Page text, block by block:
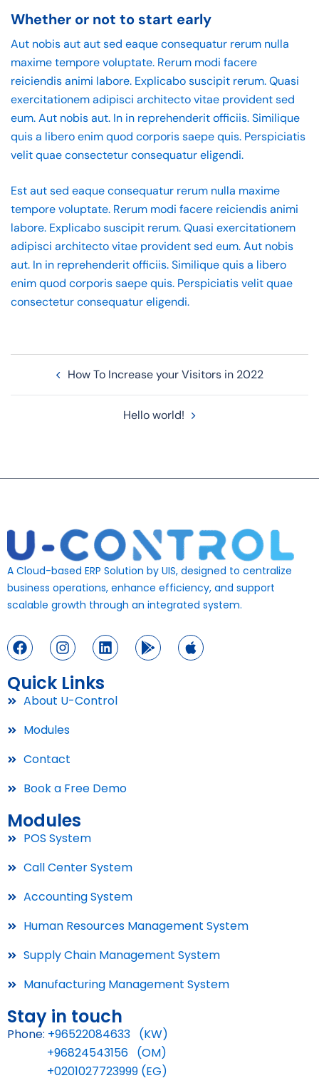
Whether or not to start early
Aut nobis aut aut sed eaque consequatur rerum nulla
maxime tempore voluptate. Rerum modi facere
reiciendis animi labore. Explicabo suscipit rerum. Quasi
exercitationem adipisci architecto vitae provident sed
eum. Aut nobis aut. In in reprehenderit officiis. Similique
quis a libero enim quod corporis saepe quis. Perspiciatis
velit quae consectetur consequatur eligendi.
Est aut sed eaque consequatur rerum nulla maxime
tempore voluptate. Rerum modi facere reiciendis animi
labore. Explicabo suscipit rerum. Quasi exercitationem
adipisci architecto vitae provident sed eum. Aut nobis
aut. In in reprehenderit officiis. Similique quis a libero
enim quod corporis saepe quis. Perspiciatis velit quae
consectetur consequatur eligendi.
How To Increase your Visitors in 2022
Hello world!
A Cloud-based ERP Solution by UIS, designed to centralize
business operations, enhance efficiency, and support
scalable growth through an integrated system.
Quick Links
About U-Control
Modules
Contact
Book a Free Demo
Modules
POS System
Call Center System
Accounting System
Human Resources Management System
Supply Chain Management System
Manufacturing Management System
Stay in touch
Phone: +96522084633 (KW)
+96824543156 (OM)
+0201027723999 (EG)